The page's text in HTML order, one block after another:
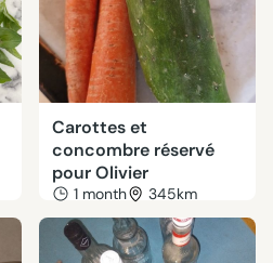
Carottes et
concombre réservé
pour Olivier
1 month 345km